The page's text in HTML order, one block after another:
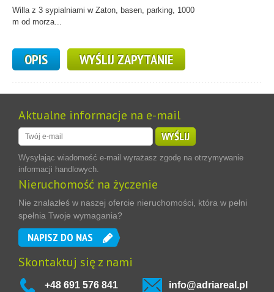
Willa z 3 sypialniami w Zaton, basen, parking, 1000
m od morza...
OPIS WYŚLIJ ZAPYTANIE
Aktualne informacje na e-mail
WYŚLIJ
Wysyłając wiadomość e-mail wyrażasz zgodę na otrzymywanie
informacji handlowych.
Nieruchomość na życzenie
Nie znalazłeś w naszej ofercie nieruchomości, która w pełni
spełnia Twoje wymagania?
NAPISZ DO NAS
Skontaktuj się z nami
+48 691 576 841 info@adriareal.pl